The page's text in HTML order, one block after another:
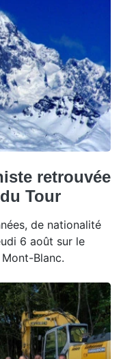
retrouvée
Tour
de nationalité
6 août sur le
Blanc.